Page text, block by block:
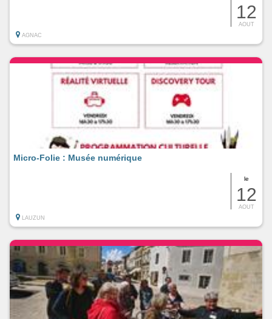
12
AOUT
AGNAC
le
12
AOUT
Micro-Folie : Musée numérique
LAUZUN